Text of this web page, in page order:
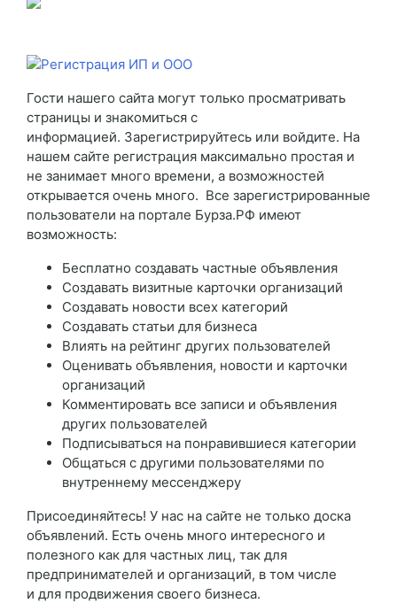
Гости нашего сайта могут только просматривать
страницы и знакомиться с
информацией. Зарегистрируйтесь или войдите. На
нашем сайте регистрация максимально простая и
не занимает много времени, а возможностей
открывается очень много. Все зарегистрированные
пользователи на портале Бурза.РФ имеют
возможность:
Бесплатно создавать частные объявления
Создавать визитные карточки организаций
Создавать новости всех категорий
Создавать статьи для бизнеса
Влиять на рейтинг других пользователей
Оценивать объявления, новости и карточки
организаций
Комментировать все записи и объявления
других пользователей
Подписываться на понравившиеся категории
Общаться с другими пользователями по
внутреннему мессенджеру
Присоединяйтесь! У нас на сайте не только доска
объявлений. Есть очень много интересного и
полезного как для частных лиц, так для
предпринимателей и организаций, в том числе
и для продвижения своего бизнеса.